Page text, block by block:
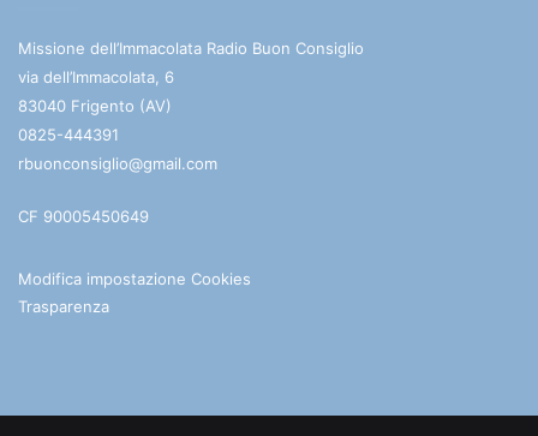
Missione dell’Immacolata Radio Buon Consiglio
via dell’Immacolata, 6
83040 Frigento (AV)
0825-444391
rbuonconsiglio@gmail.com
CF 90005450649
Modifica impostazione Cookies
Trasparenza